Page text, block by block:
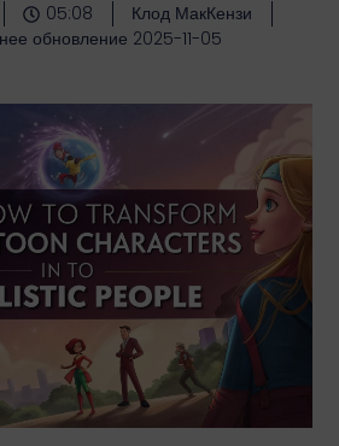
05:08
Клод МакКензи
обновление 2025-11-05